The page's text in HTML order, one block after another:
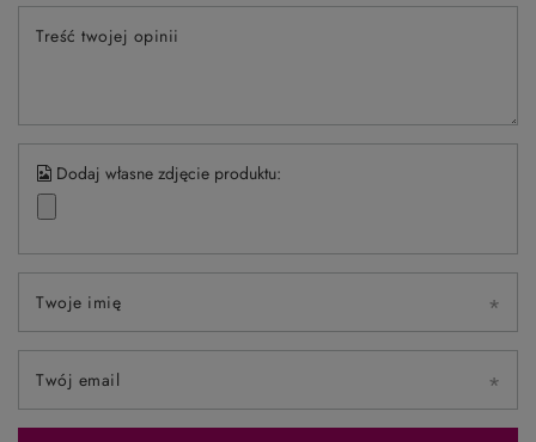
Treść twojej opinii
Dodaj własne zdjęcie produktu:
Twoje imię
Twój email